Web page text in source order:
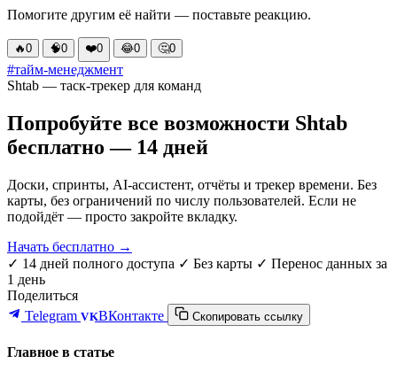
Помогите другим её найти — поставьте реакцию.
🔥0 🧠0 ❤️0 😂0 🤔0
#тайм-менеджмент
Shtab — таск-трекер для команд
Попробуйте все возможности Shtab
бесплатно — 14 дней
Доски, спринты, AI-ассистент, отчёты и трекер времени. Без
карты, без ограничений по числу пользователей. Если не
подойдёт — просто закройте вкладку.
Начать бесплатно →
✓ 14 дней полного доступа ✓ Без карты ✓ Перенос данных за
1 день
Поделиться
Telegram VKВКонтакте Скопировать ссылку
Главное в статье